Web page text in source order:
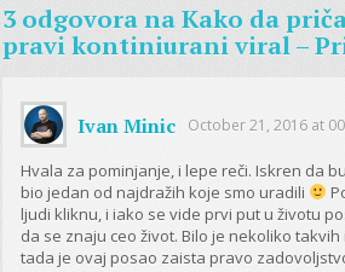
3 odgovora naKako da
pravi kontiniurani viral –
Ivan Minic October 21, 2016 at
Hvala za pominjanje, i lepe reči. Iskren da
bio jedan od najdražih koje smo uradili
ljudi kliknu, i iako se vide prvi put u životu
da se znaju ceo život. Bilo je nekoliko
tada je ovaj posao zaista pravo